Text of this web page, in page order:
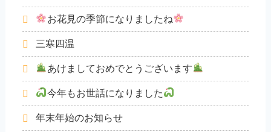
お花見の季節になりましたね
三寒四温
あけましておめでとうございます
今年もお世話になりました
年末年始のお知らせ